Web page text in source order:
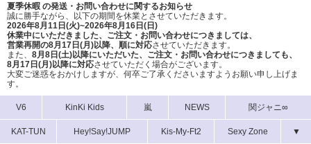
夏季休暇 の発送・お問い合わせに関するお知らせ
誠に勝手ながら、以下の期間を休業とさせていただきます。
2026年8月11日(火)~2026年8月16日(日)
休業中にいただきました、ご注文・お問い合わせにつきましては、
営業再開の8月17日(月)以降、順に対応させていただきます。
また、 8月8日(土)以降にいただいた、ご注文・ お問い合わせにつきましても、
8月17日(月)以降に対応させていただく場合がございます。
大変ご迷惑をおかけしますが、 何卒ご了承くださいますようお願い申し上げま
す。
V6 KinKi Kids 嵐 NEWS 関ジャニ∞
KAT-TUN Hey!Say!JUMP Kis-My-Ft2 Sexy Zone ▼